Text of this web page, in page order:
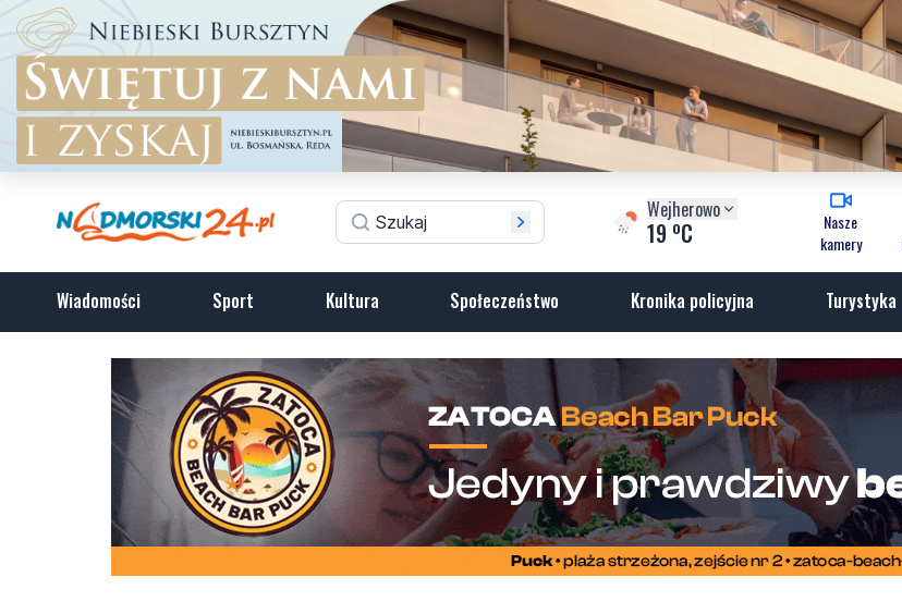
Wejherowo
19 oC
Nasze
kamery
Wiadomości Sport Kultura Społeczeństwo Kronika policyjna Turystyka